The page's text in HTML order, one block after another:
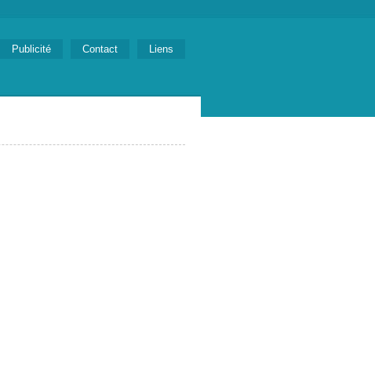
Publicité Contact Liens